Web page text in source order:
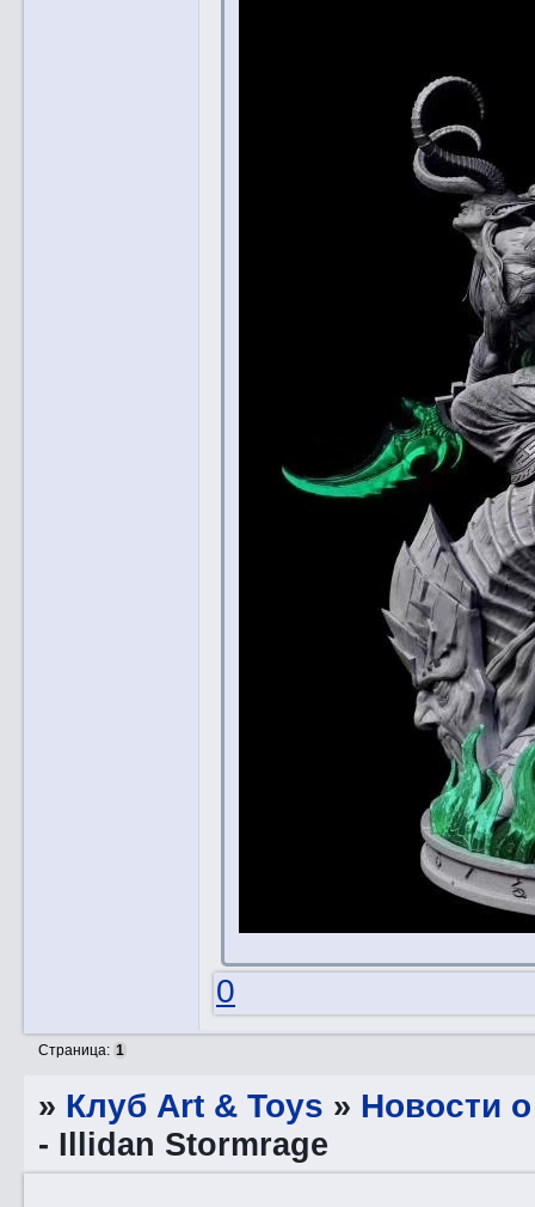
0
Страница: 1
» Клуб Art & Toys » Новости
- Illidan Stormrage